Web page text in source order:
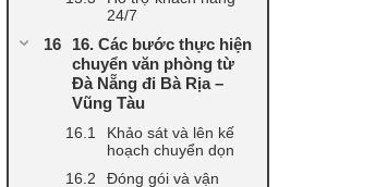
24/7
16. Các bước thực hiện
chuyển văn phòng từ
Đà Nẵng đi Bà Rịa –
Vũng Tàu
Khảo sát và lên kế
hoạch chuyển dọn
Đóng gói và vận